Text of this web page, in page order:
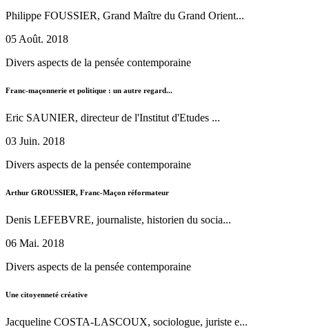
Philippe FOUSSIER, Grand Maître du Grand Orient...
05 Août. 2018
Divers aspects de la pensée contemporaine
Franc-maçonnerie et politique : un autre regard...
Eric SAUNIER, directeur de l'Institut d'Etudes ...
03 Juin. 2018
Divers aspects de la pensée contemporaine
Arthur GROUSSIER, Franc-Maçon réformateur
Denis LEFEBVRE, journaliste, historien du socia...
06 Mai. 2018
Divers aspects de la pensée contemporaine
Une citoyenneté créative
Jacqueline COSTA-LASCOUX, sociologue, juriste e...